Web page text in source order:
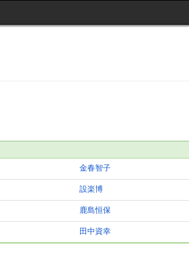
金春智子
設楽博
鹿島恒保
田中資幸